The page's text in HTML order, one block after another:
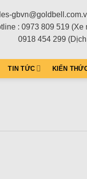
: 0973 809 519 (Xe
454 299 (Dịch
TIN TỨC KIẾN